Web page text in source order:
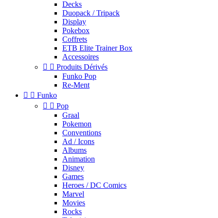
Decks
Duopack / Tripack
Display
Pokebox
Coffrets
ETB Elite Trainer Box
Accessoires
  Produits Dérivés
Funko Pop
Re-Ment
  Funko
  Pop
Graal
Pokemon
Conventions
Ad / Icons
Albums
Animation
Disney
Games
Heroes / DC Comics
Marvel
Movies
Rocks